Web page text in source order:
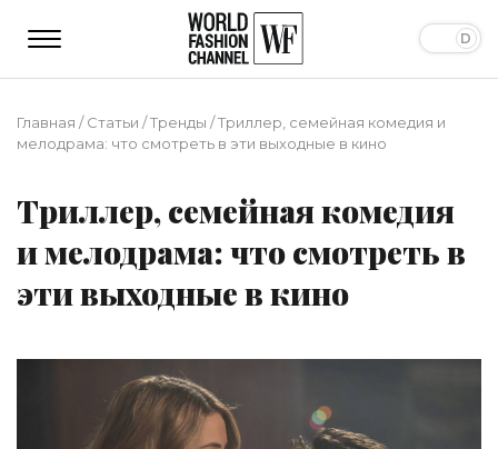
Главная /Статьи /Тренды /Триллер, семейная комедия и
мелодрама: что смотреть в эти выходные в кино
Триллер, семейная комедия
и мелодрама: что смотреть в
эти выходные в кино